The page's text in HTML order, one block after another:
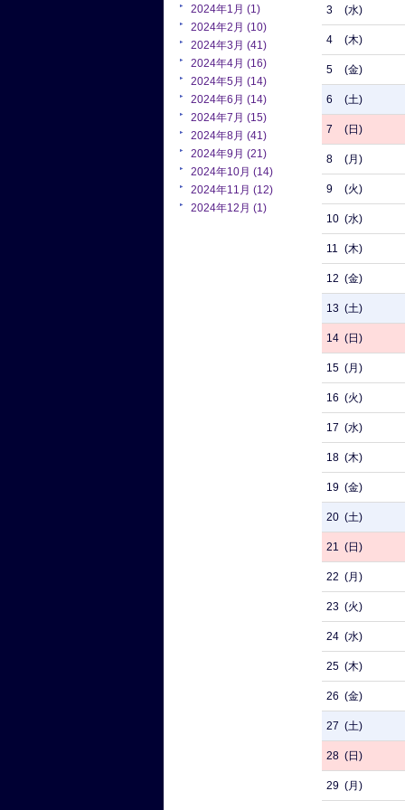
2024年1月 (1)
2024年2月 (10)
2024年3月 (41)
2024年4月 (16)
2024年5月 (14)
2024年6月 (14)
2024年7月 (15)
2024年8月 (41)
2024年9月 (21)
2024年10月 (14)
2024年11月 (12)
2024年12月 (1)
3 (水)
4 (木)
5 (金)
6 (土)
7 (日)
8 (月)
9 (火)
10 (水)
11 (木)
12 (金)
13 (土)
14 (日)
15 (月)
16 (火)
17 (水)
18 (木)
19 (金)
20 (土)
21 (日)
22 (月)
23 (火)
24 (水)
25 (木)
26 (金)
27 (土)
28 (日)
29 (月)